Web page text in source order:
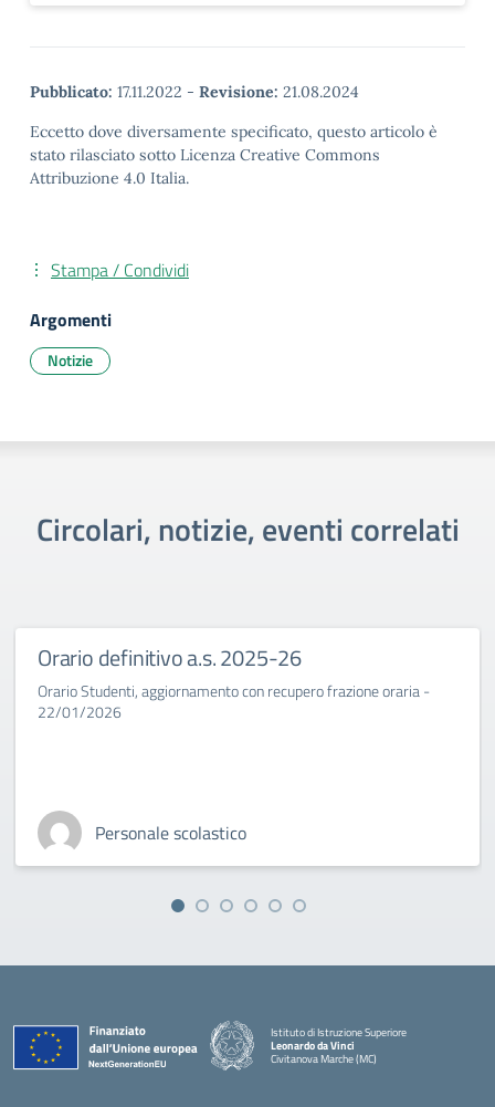
Pubblicato: 17.11.2022 - Revisione: 21.08.2024
Eccetto dove diversamente specificato, questo articolo è
stato rilasciato sotto Licenza Creative Commons
Attribuzione 4.0 Italia.
Stampa / Condividi
Argomenti
Notizie
Circolari, notizie, eventi correlati
Orario definitivo a.s. 2025-26
Orario Studenti, aggiornamento con recupero frazione oraria -
22/01/2026
Personale scolastico
Istituto di Istruzione Superiore
Leonardo da Vinci
Civitanova Marche (MC)